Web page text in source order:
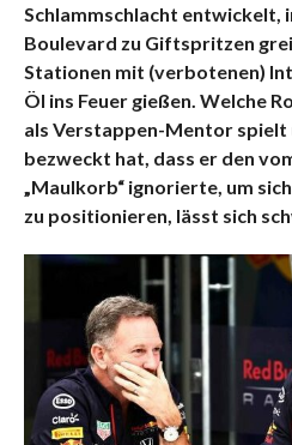
Schlammschlacht entwickelt,
Boulevard zu Giftspritzen
Stationen mit (verbotenen)
Öl ins Feuer gießen. Welche
als Verstappen-Mentor spielt
bezweckt hat, dass er den
„Maulkorb“ ignorierte, um
zu positionieren, lässt sich